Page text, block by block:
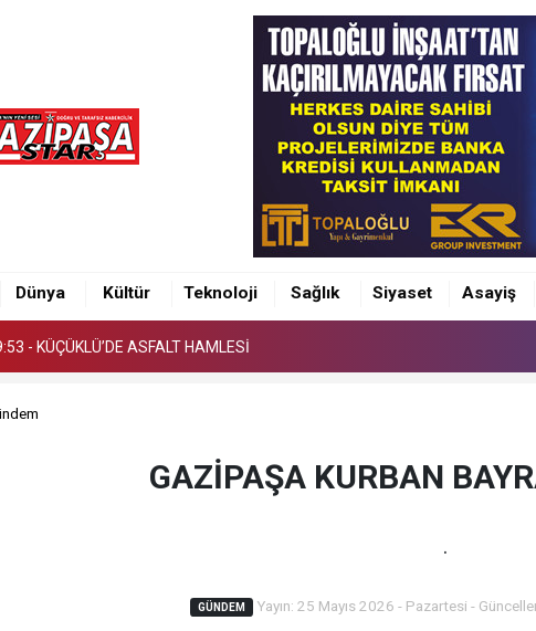
Dünya Kültür Teknoloji Sağlık Siyaset Asayiş
- KÜÇÜKLÜ’DE ASFALT HAMLESİ
GAZİPAŞA KURBAN
.
GÜNDEM Yayın: 25 Mayıs 2026 - Pazartesi -